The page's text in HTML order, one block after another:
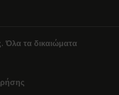
Όλα τα δικαιώματα